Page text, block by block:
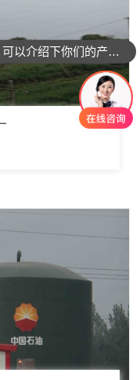
可以介绍下你们的产品么